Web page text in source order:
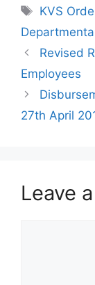
Tags
KVS
Revised
Employees
27th April
Leave